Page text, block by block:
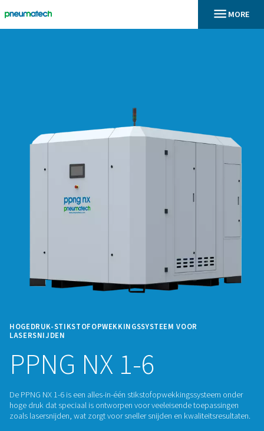
HOGEDRUK-STIKSTOFOPWEKKINGSSYSTEEM VOOR
LASERSNIJDEN